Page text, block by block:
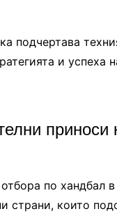
подчертава
и успеха
приноси
отбора по хандбал
страни, които